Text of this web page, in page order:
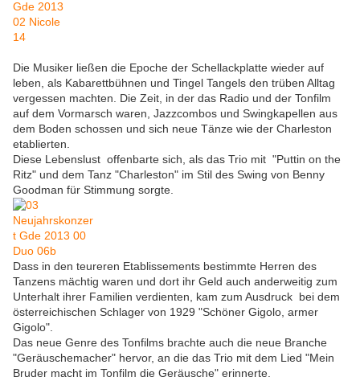
Die Musiker ließen die Epoche der Schellackplatte wieder auf
leben, als Kabarettbühnen und Tingel Tangels den trüben Alltag
vergessen machten. Die Zeit, in der das Radio und der Tonfilm
auf dem Vormarsch waren, Jazzcombos und Swingkapellen aus
dem Boden schossen und sich neue Tänze wie der Charleston
etablierten.
Diese Lebenslust offenbarte sich, als das Trio mit "Puttin on the
Ritz" und dem Tanz "Charleston" im Stil des Swing von Benny
Goodman für Stimmung sorgte.
Dass in den teureren Etablissements bestimmte Herren des
Tanzens mächtig waren und dort ihr Geld auch anderweitig zum
Unterhalt ihrer Familien verdienten, kam zum Ausdruck bei dem
österreichischen Schlager von 1929 "Schöner Gigolo, armer
Gigolo".
Das neue Genre des Tonfilms brachte auch die neue Branche
"Geräuschemacher" hervor, an die das Trio mit dem Lied "Mein
Bruder macht im Tonfilm die Geräusche" erinnerte.